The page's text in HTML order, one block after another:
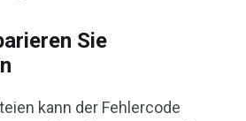
Sie
kann der Fehlercode